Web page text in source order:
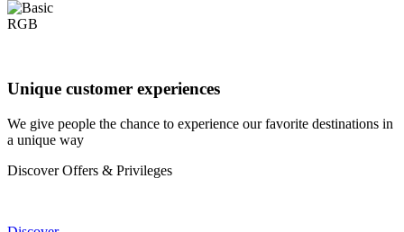
Unique customer experiences
We give people the chance to experience our favorite destinations in
a unique way
Discover Offers & Privileges